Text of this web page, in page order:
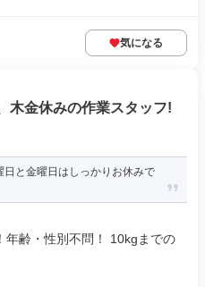
気になる
木金休みの作業スタッフ!
と金曜日はしっかりお休みで
年齢・性別不問！ 10kgまでの